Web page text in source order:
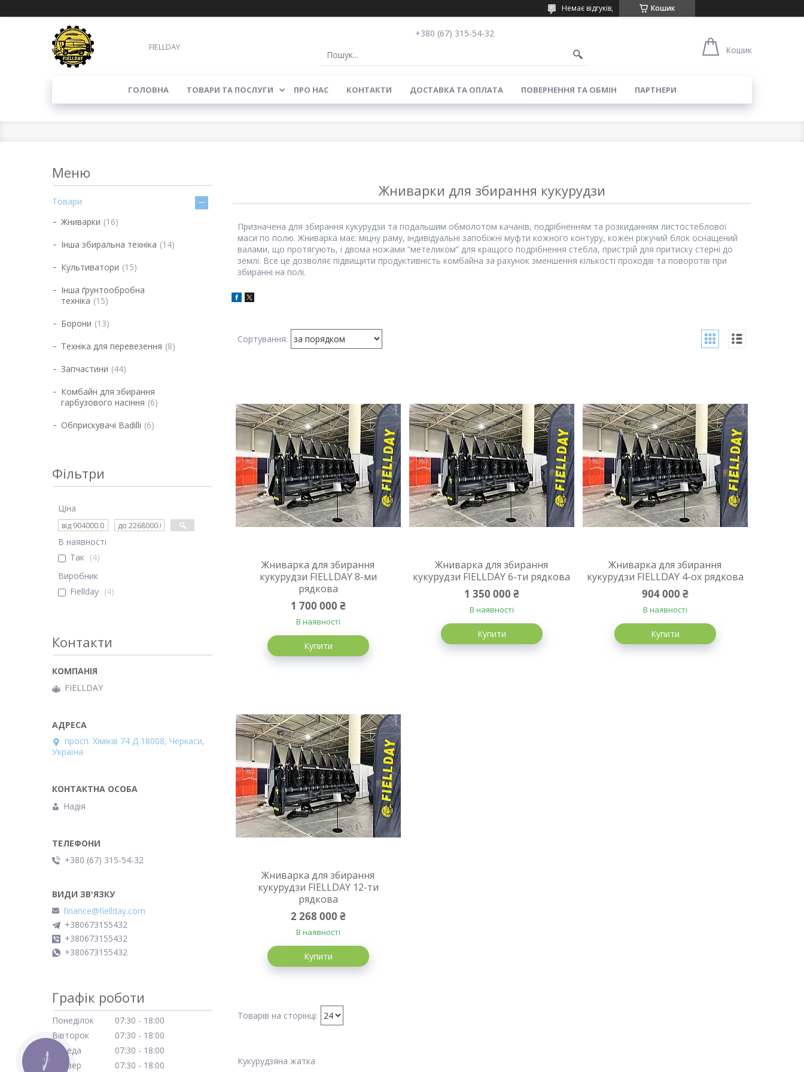
Кошик
Немає відгуків,
FIELLDAY
+380 (67) 315-54-32
Кошик
ГОЛОВНА ТОВАРИ ТА ПОСЛУГИ ПРО НАС КОНТАКТИ ДОСТАВКА ТА ОПЛАТА ПОВЕРНЕННЯ ТА ОБМІН ПАРТНЕРИ
Жниварки для збирання кукурудзи
Призначена для збирання кукурудзи та подальшим обмолотом качанів, подрібненням та розкиданням листостеблової
маси по полю. Жниварка має: міцну раму, індивідуальні запобіжні муфти кожного контуру, кожен ріжучий блок оснащений
валами, що протягують, і двома ножами “метеликом” для кращого подрібнення стебла, пристрій для притиску стерні до
землі. Все це дозволяє підвищити продуктивність комбайна за рахунок зменшення кількості проходів та поворотів при
збиранні на полі.
Жниварка для збирання
кукурудзи FIELLDAY 8-ми
рядкова
1 700 000 ₴
В наявності
Купити
Жниварка для збирання
кукурудзи FIELLDAY 6-ти рядкова
1 350 000 ₴
В наявності
Купити
Жниварка для збирання
кукурудзи FIELLDAY 4-ох рядкова
904 000 ₴
В наявності
Купити
Жниварка для збирання
кукурудзи FIELLDAY 12-ти
рядкова
2 268 000 ₴
В наявності
Купити
Кукурудзяна жатка
Товари
Жниварки 16
Інша збиральна техніка 14
Культиватори 15
Інша ґрунтообробна
техніка 15
Борони 13
Техніка для перевезення 8
Запчастини 44
Комбайн для збирання
гарбузового насіння 6
Обприскувачі Badilli 6
Фільтри
Ціна
В наявності
Так
4
Виробник
Fiellday
4
Контакти
FІELLDAY
просп. Хіміків 74 Д 18008, Черкаси,
Україна
Надія
+380 (67) 315-54-32
finance@fiellday.com
+380673155432
+380673155432
+380673155432
Графік роботи
Понеділок 07:30
18:00
Вівторок
07:30
18:00
Середа
07:30
18:00
Четвер
07:30 18:00
КНОПКА
ЗВ'ЯЗКУ